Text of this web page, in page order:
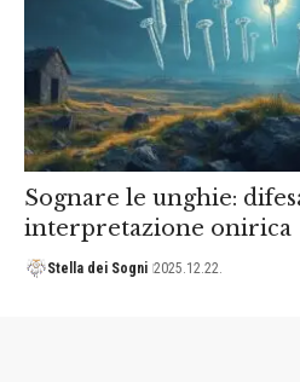
Sognare le unghie:
interpretazione onirica
Stella dei Sogni 2025.12.22.